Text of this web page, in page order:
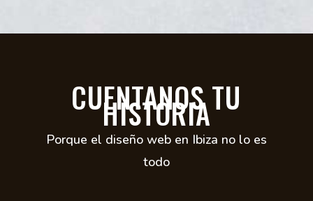
CUENTANOS TU
HISTORIA
Porque el diseño web en Ibiza no lo es
todo